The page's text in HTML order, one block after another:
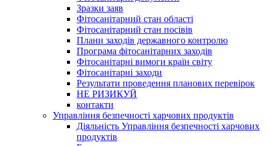
Зразки заяв
Фітосанітарний стан області
Фітосанітарний стан посівів
Плани заходів державного контролю
Програма фітосанітарних заходів
Фітосанітарні вимоги країн світу
Фітосанітарні заходи
Результати проведення планових перевірок
НЕ РИЗИКУЙ
контакти
Управління безпечності харчових продуктів
Діяльність Управління безпечності харчових
продуктів